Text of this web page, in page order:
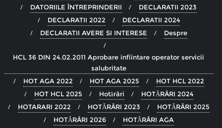
DATORIILE ÎNTREPRINDERII
DECLARATII 2023
DECLARATII 2022
DECLARATII 2024
DECLARATII AVERE SI INTERESE
Despre
HCL 36 DIN 24.02.2011 Aprobare infiintare operator servicii
salubritate
HOT AGA 2022
HOT AGA 2025
HOT HCL 2022
HOT HCL 2025
Hotărâri
HOTĂRÂRI 2024
HOTARARI 2022
HOTĂRÂRI 2023
HOTĂRÂRI 2025
HOTĂRÂRI 2026
HOTĂRÂRI AGA